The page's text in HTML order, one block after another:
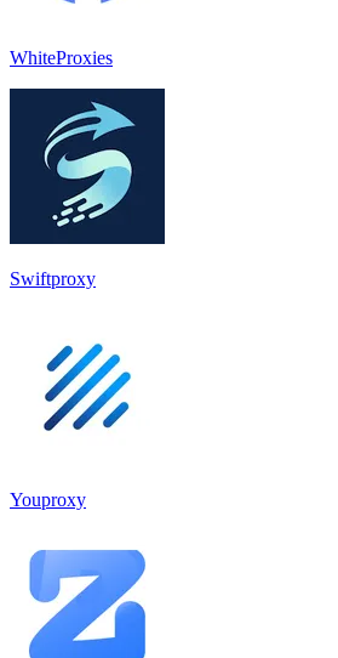
WhiteProxies
Swiftproxy
Youproxy